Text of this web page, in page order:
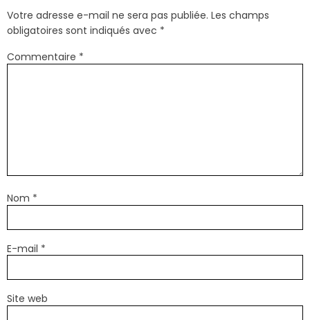
Votre adresse e-mail ne sera pas publiée. Les champs
obligatoires sont indiqués avec *
Commentaire *
Nom *
E-mail *
Site web